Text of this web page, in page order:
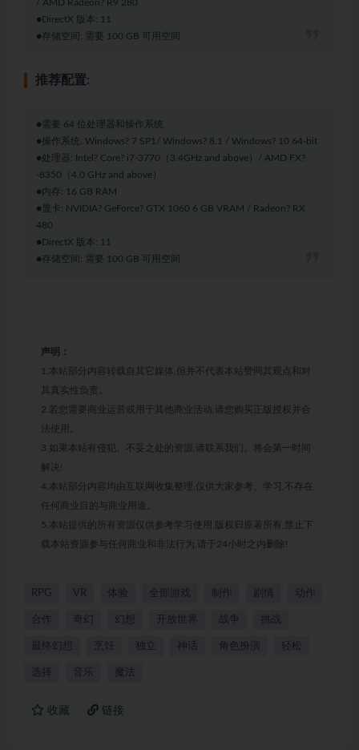
/ AMD Radeon? R9 280
●DirectX 版本: 11
●存储空间: 需要 100 GB 可用空间
推荐配置:
●需要 64 位处理器和操作系统
●操作系统: Windows? 7 SP1/ Windows? 8.1 / Windows? 10 64-bit
●处理器: Intel? Core? i7-3770（3.4GHz and above）/ AMD FX?
-8350（4.0 GHz and above）
●内存: 16 GB RAM
●显卡: NVIDIA? GeForce? GTX 1060 6 GB VRAM / Radeon? RX
480
●DirectX 版本: 11
●存储空间: 需要 100 GB 可用空间
声明：
1.本站部分内容转载自其它媒体,但并不代表本站赞同其观点和对
其真实性负责。
2.若您需要商业运营或用于其他商业活动,请您购买正版授权并合
法使用。
3.如果本站有侵犯、不妥之处的资源,请联系我们。将会第一时间
解决!
4.本站部分内容均由互联网收集整理,仅供大家参考、学习,不存在
任何商业目的与商业用途。
5.本站提供的所有资源仅供参考学习使用,版权归原著所有,禁止下
载本站资源参与任何商业和非法行为,请于24小时之内删除!
RPG VR 体验 全部游戏 制作 剧情 动作
合作 奇幻 幻想 开放世界 战争 挑战
最终幻想 烹饪 独立 神话 角色扮演 轻松
选择 音乐 魔法
收藏 链接